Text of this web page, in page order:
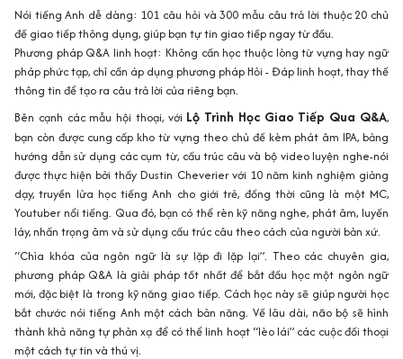
Nói tiếng Anh dễ dàng: 101 câu hỏi và 300 mẫu câu trả lời thuộc 20 chủ
đề giao tiếp thông dụng, giúp bạn tự tin giao tiếp ngay từ đầu.
Phương pháp Q&A linh hoạt: Không cần học thuộc lòng từ vựng hay ngữ
pháp phức tạp, chỉ cần áp dụng phương pháp Hỏi - Đáp linh hoạt, thay thế
thông tin để tạo ra câu trả lời của riêng bạn.
Bên cạnh các mẫu hội thoại, với Lộ Trình Học Giao Tiếp Qua Q&A,
bạn còn được cung cấp kho từ vựng theo chủ đề kèm phát âm IPA, bảng
hướng dẫn sử dụng các cụm từ, cấu trúc câu và bộ video luyện nghe-nói
được thực hiện bởi thầy Dustin Cheverier với 10 năm kinh nghiệm giảng
dạy, truyền lửa học tiếng Anh cho giới trẻ, đồng thời cũng là một MC,
Youtuber nổi tiếng. Qua đó, bạn có thể rèn kỹ năng nghe, phát âm, luyến
láy, nhấn trọng âm và sử dụng cấu trúc câu theo cách của người bản xứ.
“Chìa khóa của ngôn ngữ là sự lặp đi lặp lại”. Theo các chuyên gia,
phương pháp Q&A là giải pháp tốt nhất để bắt đầu học một ngôn ngữ
mới, đặc biệt là trong kỹ năng giao tiếp. Cách học này sẽ giúp người học
bắt chước nói tiếng Anh một cách bản năng. Về lâu dài, não bộ sẽ hình
thành khả năng tự phản xạ để có thể linh hoạt “lèo lái” các cuộc đối thoại
một cách tự tin và thú vị.